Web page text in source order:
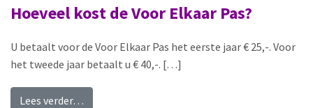
Hoeveel kost de Voor Elkaar Pas?
U betaalt voor de Voor Elkaar Pas het eerste jaar € 25,-. Voor
het tweede jaar betaalt u € 40,-. […]
Lees verder…